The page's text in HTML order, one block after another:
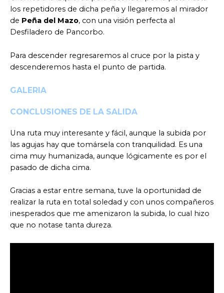
los repetidores de dicha peña y llegaremos al mirador
de Peña del Mazo, con una visión perfecta al
Desfiladero de Pancorbo.
Para descender regresaremos al cruce por la pista y
descenderemos hasta el punto de partida.
GALERIA
CONCLUSIONES DE LA SALIDA
Una ruta muy interesante y fácil, aunque la subida por
las agujas hay que tomársela con tranquilidad. Es una
cima muy humanizada, aunque lógicamente es por el
pasado de dicha cima.
Gracias a estar entre semana, tuve la oportunidad de
realizar la ruta en total soledad y con unos compañeros
inesperados que me amenizaron la subida, lo cual hizo
que no notase tanta dureza.